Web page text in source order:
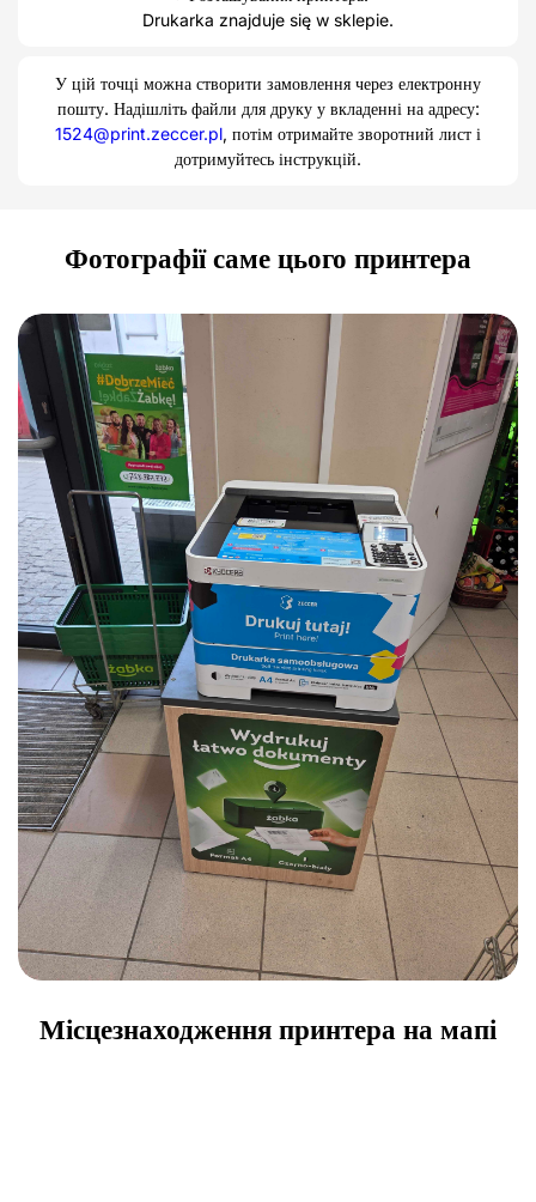
Drukarka znajduje się w sklepie.
У цій точці можна створити замовлення через електронну
пошту. Надішліть файли для друку у вкладенні на адресу:
1524@print.zeccer.pl, потім отримайте зворотний лист і
дотримуйтесь інструкцій.
Фотографії саме цього принтера
Місцезнаходження принтера на мапі